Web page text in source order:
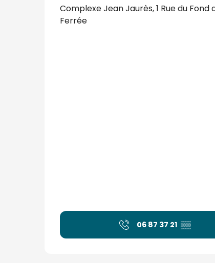
Complexe Jean Jaurès, 1 Rue du
Ferrée
06 87 37 21 ▒▒